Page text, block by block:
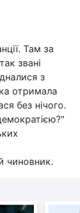
Там за
звані
з
отримала
без нічого.
чиновник.